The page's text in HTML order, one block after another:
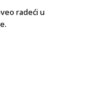
radeći u